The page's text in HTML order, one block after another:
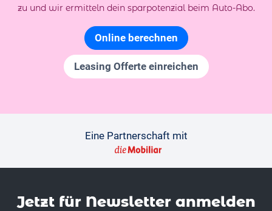
zu und wir ermitteln dein sparpotenzial beim Auto-Abo.
Online berechnen
Leasing Offerte einreichen
Eine Partnerschaft mit
Jetzt für News­letter anmelden